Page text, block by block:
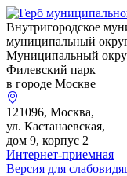
Внутригородское
муниципальный
Муниципальный
Филевский парк
в городе Москве
121096, Москва,
ул. Кастанаевская,
дом 9, корпус 2
Интернет-приемная
Версия для